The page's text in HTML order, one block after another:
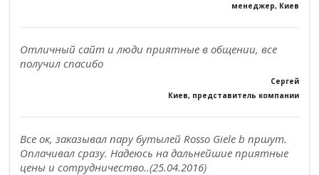
менеджер, Киев
Отличный сайт и люди приятные в общении, все
получил спасибо
Сергей
Киев, представитель компании
Все ок, заказывал пару бутылей Rosso Giele b пршут.
Оплачивал сразу. Надеюсь на дальнейшие приятные
цены и сотрудничество..(25.04.2016)